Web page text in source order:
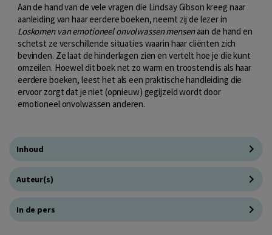
Aan de hand van de vele vragen die Lindsay Gibson kreeg naar
aanleiding van haar eerdere boeken, neemt zij de lezer in
Loskomen van emotioneel onvolwassen mensenaan de hand en
schetst ze verschillende situaties waarin haar cliënten zich
bevinden. Ze laat de hinderlagen zien en vertelt hoe je die kunt
omzeilen. Hoewel dit boek net zo warm en troostend is als haar
eerdere boeken, leest het als een praktische handleiding die
ervoor zorgt dat je niet (opnieuw) gegijzeld wordt door
emotioneel onvolwassen anderen.
Inhoud
Auteur(s)
In de pers